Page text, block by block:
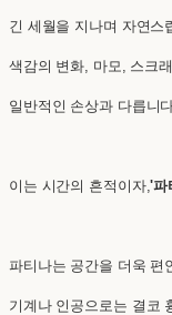
긴 세월을 지나며 자연스
색감의 변화, 마모, 스크
일반적인 손상과 다릅니
이는 시간의 흔적이자,'파
파티나는 공간을 더욱 편
기계나 인공으로는 결코